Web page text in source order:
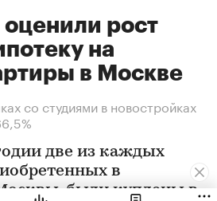
рост
на
в Москве
со студиями в новостройках
две из каждых
в
были куплены в